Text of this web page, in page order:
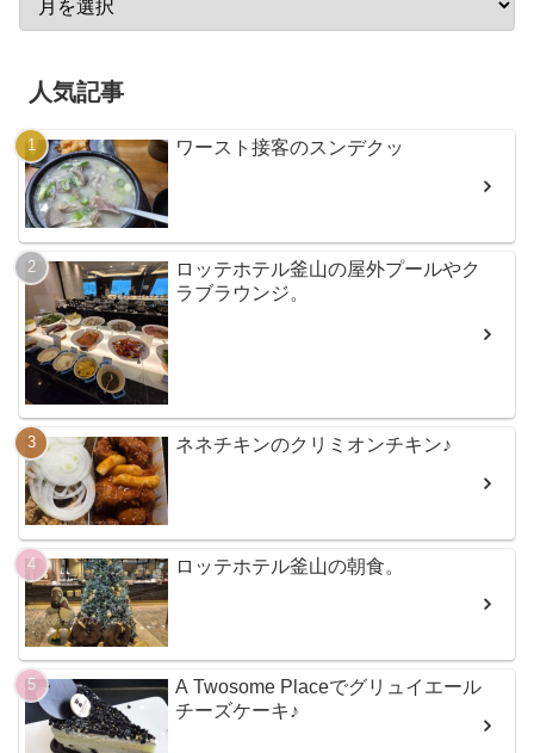
人気記事
ワースト接客のスンデクッ
ロッテホテル釜山の屋外プールやク
ラブラウンジ。
ネネチキンのクリミオンチキン♪
ロッテホテル釜山の朝食。
A Twosome Placeでグリュイエール
チーズケーキ♪